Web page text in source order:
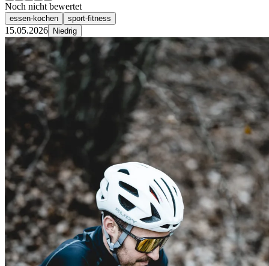
Noch nicht bewertet
essen-kochen sport-fitness
15.05.2026 Niedrig